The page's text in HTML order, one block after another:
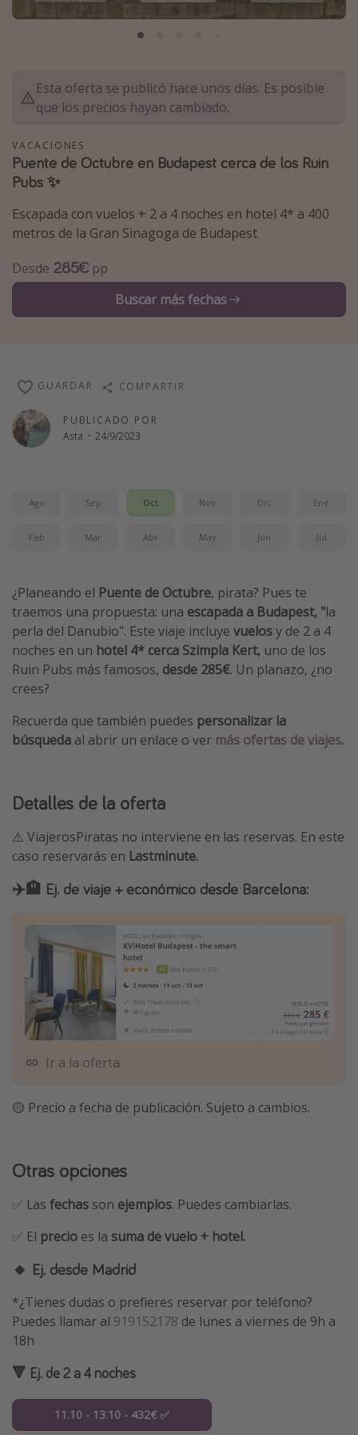
Marruecos
Tailandia
Albania
Camping
Viajes en tren
Viajar sola como mujer
Vacaciones de Playa
Viajes para singles
Escapadas románticas
Trabajar en el extranjero
Cruceros por el Mediterráneo
Guía de equipaje de mano
Parques de atracciones
Viaja con musicales
El Rey León el musical
Harry Potter en Londres y otros destinos
Eventos deportivos
Esta oferta se publicó hace unos días. Es posible
que los precios hayan cambiado.
VACACIONES
Puente de Octubre en Budapest cerca de los Ruin
Pubs ✨
Escapada con vuelos + 2 a 4 noches en hotel 4* a 400
metros de la Gran Sinagoga de Budapest
Desde 285€ pp
Buscar más fechas
PUBLICADO POR
Asta · 24/9/2023
GUARDAR COMPARTIR
Ago Sep Oct Nov Dic Ene
Feb Mar Abr May Jun Jul
¿Planeando el Puente de Octubre, pirata? Pues te
traemos una propuesta: una escapada a Budapest, "la
perla del Danubio". Este viaje incluye vuelosy de 2 a 4
noches en un hotel 4* cerca Szimpla Kert, uno de los
Ruin Pubs más famosos, desde 285€. Un planazo, ¿no
crees?
Recuerda que también puedes personalizar la
búsqueda al abrir un enlace o ver más ofertas de viajes.
Detalles de la oferta
⚠️ ViajerosPiratas no interviene en las reservas. En este
caso reservarás en Lastminute.
✈️🏨 Ej. de viaje + económico desde Barcelona:
Ir a la oferta
🟡 Precio a fecha de publicación. Sujeto a cambios.
Otras opciones
✅ Las fechas son ejemplos. Puedes cambiarlas.
✅ El precio es la suma de vuelo + hotel.
🔸 Ej. desde Madrid
*¿Tienes dudas o prefieres reservar por teléfono?
Puedes llamar al 919152178 de lunes a viernes de 9h a
18h
🔻 Ej. de 2 a 4 noches
11.10 - 13.10 - 432€ ✅